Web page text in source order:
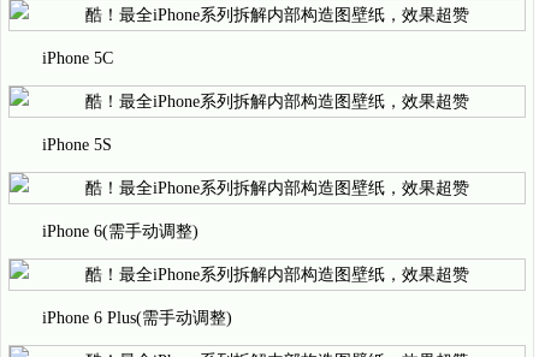
iPhone 5C
iPhone 5S
iPhone 6(需手动调整)
iPhone 6 Plus(需手动调整)